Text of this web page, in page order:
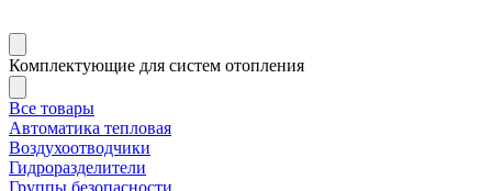
Комплектующие для систем отопления
Все товары
Автоматика тепловая
Воздухоотводчики
Гидроразделители
Группы безопасности